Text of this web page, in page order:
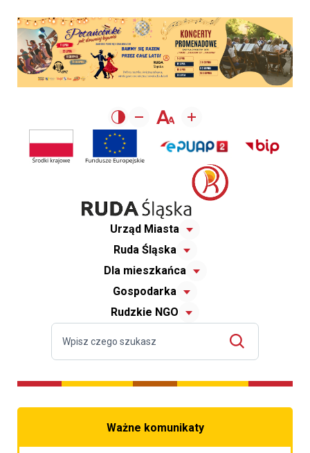
Urząd Miasta
Ruda Śląska
Dla mieszkańca
Gospodarka
Rudzkie NGO
Ważne komunikaty